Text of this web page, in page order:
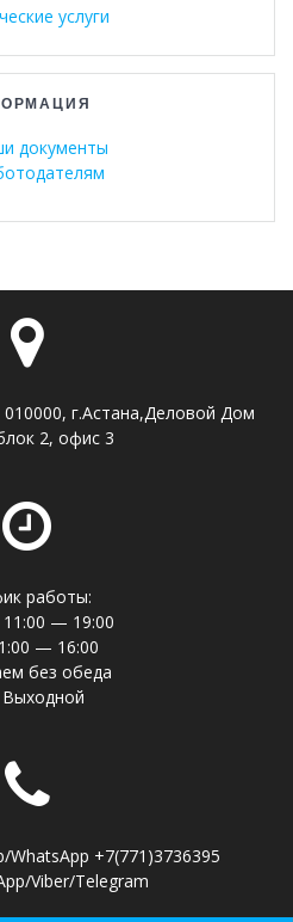
услуги
документы
г.Астана,Деловой Дом
2, офис 3
работы:
11:00 — 19:00
— 16:00
без обеда
Выходной
WhatsApp +7(771)3736395
Viber/Telegram